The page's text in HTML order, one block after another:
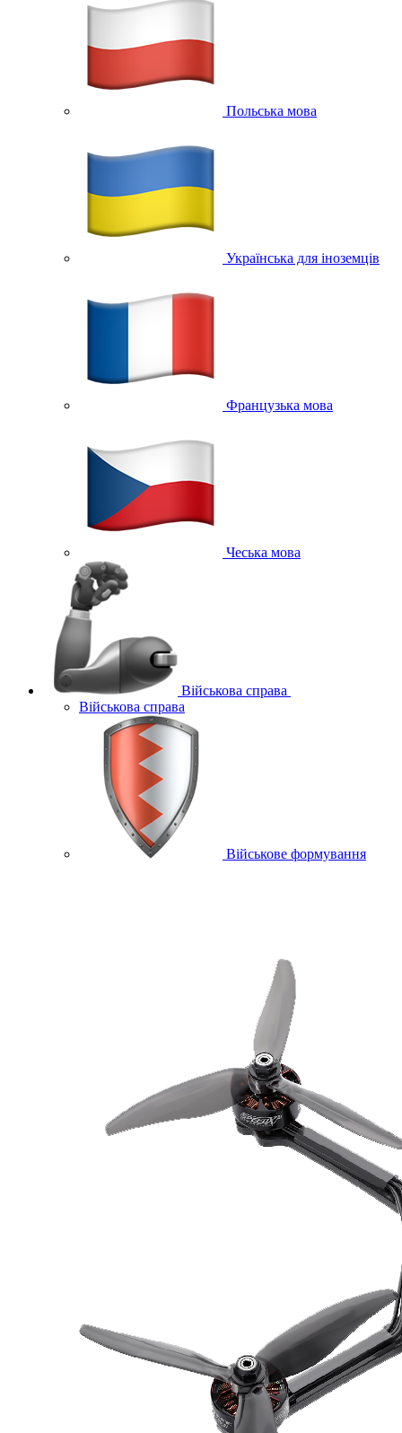
Польська мова
Українська для іноземців
Французька мова
Чеська мова
Військова справа
Військова справа
Військове формування